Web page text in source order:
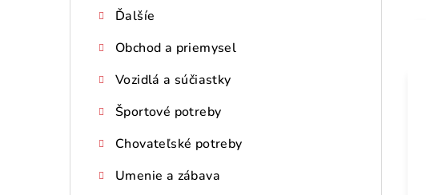
Ďalšíe
Obchod a priemysel
Vozidlá a súčiastky
Športové potreby
Chovateľské potreby
Umenie a zábava